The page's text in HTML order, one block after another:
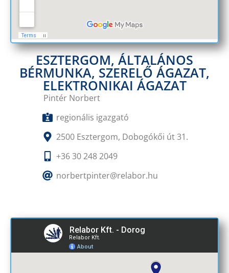
ESZTERGOM, ÁLTALÁNOS
BÉRMUNKA, SZERELŐ ÁGAZAT,
ELEKTRONIKAI ÁGAZAT
Pintér Norbert
regionális igazgató
2500 Esztergom, Dobogókői út 31.
+36 30 248 2049
norbertpinter@relabor.hu